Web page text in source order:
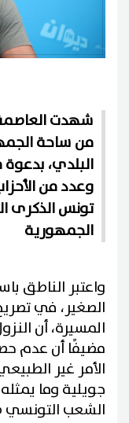
شهدت
من ساحة
البلدي،
وعدد من
تونس الذكرى
الجمهورية
واعتبر الناطق
الصغير، في
المسيرة، أن
مضيفًا أن عدم
جويلية وما
الشعب التونسي